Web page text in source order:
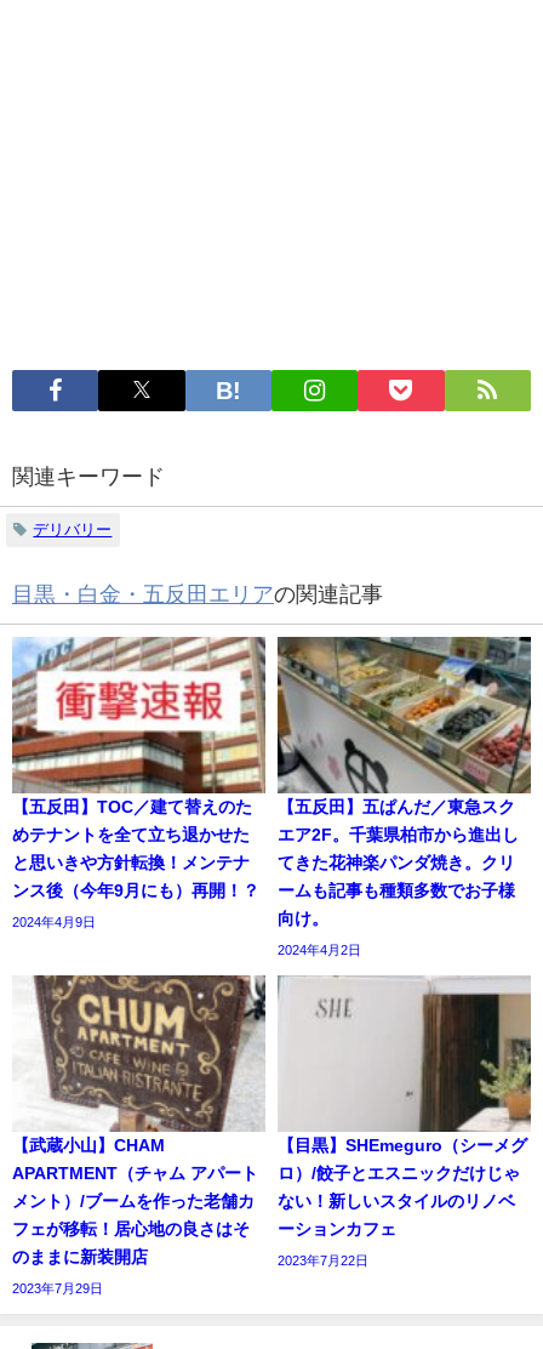
関連キーワード
デリバリー
目黒・白金・五反田エリアの関連記事
【五反田】TOC／建て替えのた
めテナントを全て立ち退かせた
と思いきや方針転換！メンテナ
ンス後（今年9月にも）再開！？
2024年4月9日
【五反田】五ぱんだ／東急スク
エア2F。千葉県柏市から進出し
てきた花神楽パンダ焼き。クリ
ームも記事も種類多数でお子様
向け。
2024年4月2日
【武蔵小山】CHAM
APARTMENT（チャム アパート
メント）/ブームを作った老舗カ
フェが移転！居心地の良さはそ
のままに新装開店
2023年7月29日
【目黒】SHEmeguro（シーメグ
ロ）/餃子とエスニックだけじゃ
ない！新しいスタイルのリノベ
ーションカフェ
2023年7月22日